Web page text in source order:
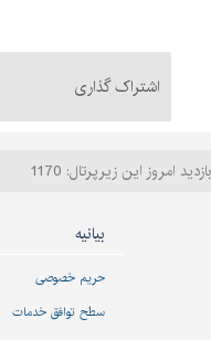
اشتراک گذاری
بازدید امروز این زیرپرتال: 1170
بیانیه
حریم خصوصی
سطح توافق خدمات